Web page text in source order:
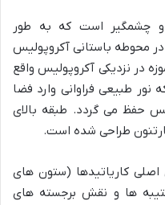
و چشمگیر است که به طور
محوطه باستانی آکروپولیس
در نزدیکی آکروپولیس واقع
طبیعی فراوانی وارد فضا
حفظ می گردد. طبقه بالای
طراحی شده است.
کاریاتیدها (ستون های
ها و نقش برجسته های